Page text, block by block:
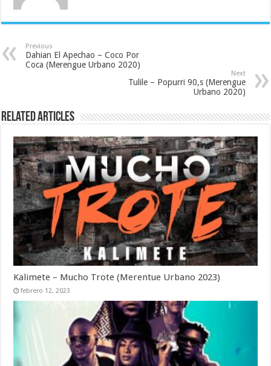
Previous
Dahian El Apechao – Coco Por
Coca (Merengue Urbano 2020)
Next
Tulile – Popurri 90,s (Merengue
Urbano 2020)
Related Articles
Kalimete – Mucho Trote (Merentue Urbano 2023)
febrero 12, 2023